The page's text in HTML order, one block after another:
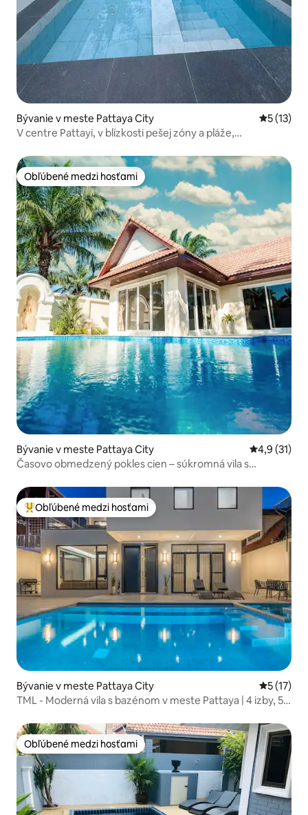
Bývanie v meste Pattaya City
5 (13)
V centre Pattayi, v blízkosti pešej zóny a pláže,
(všetky 4 spálne majú vlastnú toaletu a kúpeľňu)
Obľúbené medzi hosťami
Obľúbené medzi hosťami
Bývanie v meste Pattaya City Priemerné
4,9 (31)
Časovo obmedzený pokles cien – súkromná vila s
Najobľúbenejšie medzi hosťami
Obľúbené medzi hosťami
Bývanie v meste Pattaya City
5 (17)
TML - Moderná vila s bazénom v meste Pattaya | 4 izby, 5
otvoreným ohňom, stolný mahjong | Pohodlné bývanie
Obľúbené medzi hosťami
Obľúbené medzi hosťami